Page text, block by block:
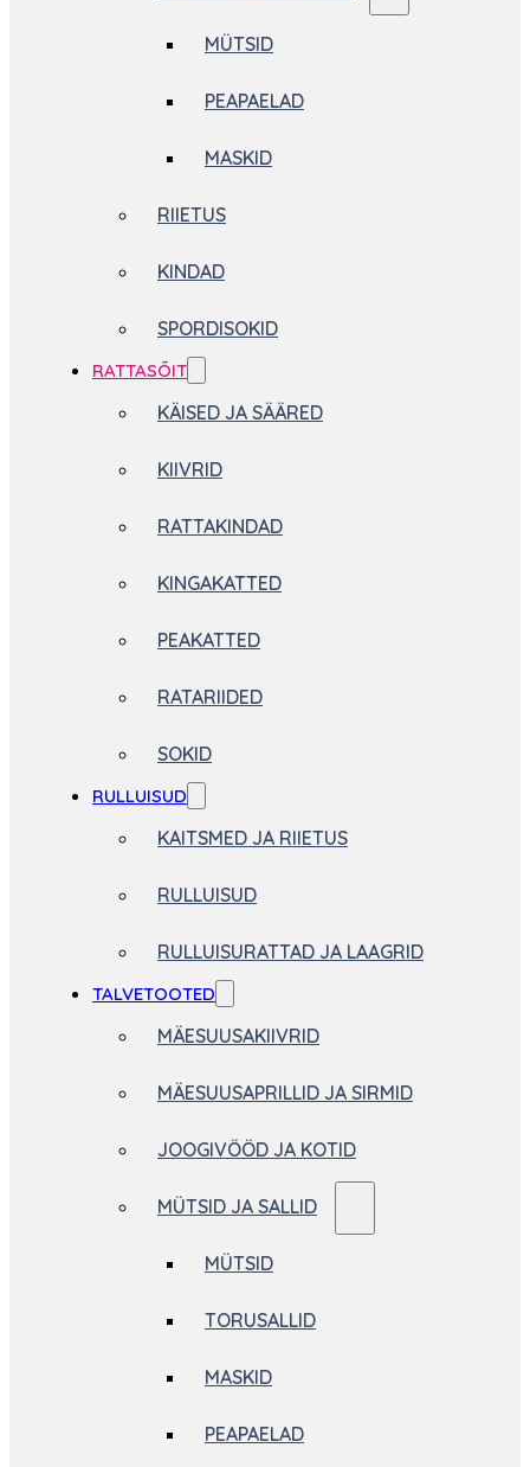
MÜTSID
PEAPAELAD
MASKID
RIIETUS
KINDAD
SPORDISOKID
RATTASÕIT
KÄISED JA SÄÄRED
KIIVRID
RATTAKINDAD
KINGAKATTED
PEAKATTED
RATARIIDED
SOKID
RULLUISUD
KAITSMED JA RIIETUS
RULLUISUD
RULLUISURATTAD JA LAAGRID
TALVETOOTED
MÄESUUSAKIIVRID
MÄESUUSAPRILLID JA SIRMID
JOOGIVÖÖD JA KOTID
MÜTSID JA SALLID
MÜTSID
TORUSALLID
MASKID
PEAPAELAD